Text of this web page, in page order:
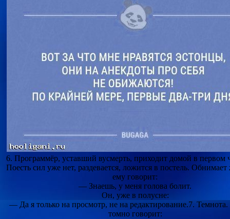
6. Программёр, уставший вусмерть, приходит домой в первом
Поесть сил уже нет, раздевается, ложится в постель.
ему говорит:
— Знаешь, у меня голова болит.
Он, уже в полусне:
— Да я только на просмотр, не на редактирование.7.
томно говорит: